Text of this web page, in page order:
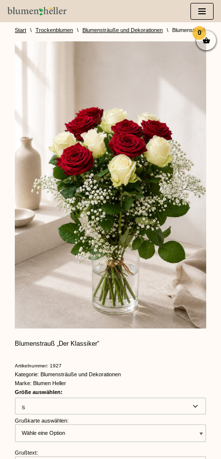
Zum
InhaltStart \ Trockenblumen \ Blumensträuße und Dekorationen \ Blumenstrauß „Der
Blumenstrauß „Der Klassiker“
Artikelnummer: 1927
Kategorie: Blumensträuße und Dekorationen
Marke: Blumen Heller
Größe auswählen:
Grußkarte auswählen:
Grußtext:
0